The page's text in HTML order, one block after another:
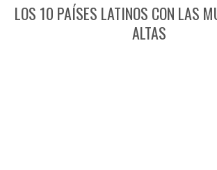
LOS 10 PAÍSES LATINOS CON LAS
ALTAS